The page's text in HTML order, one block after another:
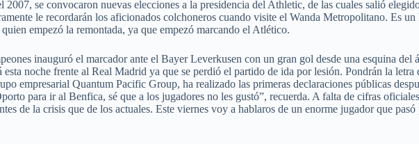
2007, se convocaron nuevas elecciones a la presidencia del Athletic, de las cuales salió
le recordarán los aficionados colchoneros cuando visite el Wanda Metropolitano. Es
empezó la remontada, ya que empezó marcando el Atlético.
inauguró el marcador ante el Bayer Leverkusen con un gran gol desde una esquina del
esta noche frente al Real Madrid ya que se perdió el partido de ida por lesión. Pondrán la
empresarial Quantum Pacific Group, ha realizado las primeras declaraciones públicas
para ir al Benfica, sé que a los jugadores no les gustó”, recuerda. A falta de cifras
de la crisis que de los actuales. Este viernes voy a hablaros de un enorme jugador que